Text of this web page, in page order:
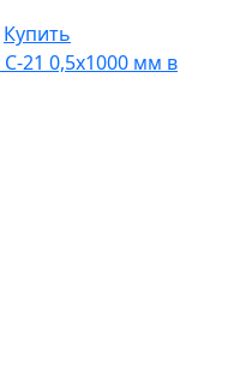
Купить